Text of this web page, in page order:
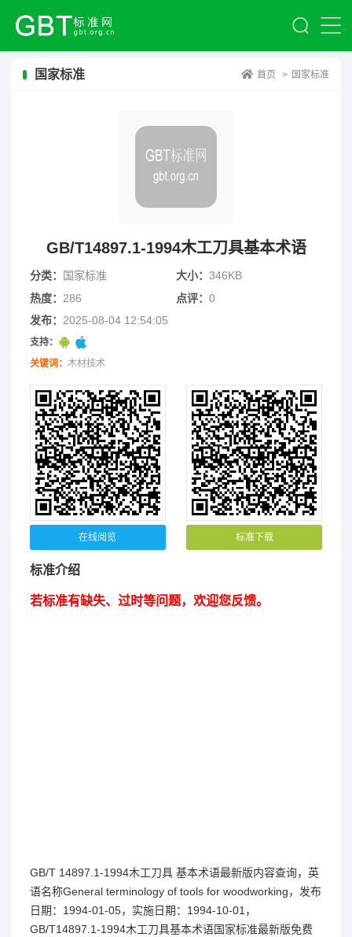
国家标准 首页 > 国家标准
GB/T14897.1-1994木工刀具基本术语
分类： 国家标准 大小： 346KB
热度： 286 点评： 0
发布： 2025-08-04 12:54:05
支持：
关键词： 木材技术
在线阅览 标准下载
标准介绍
若标准有缺失、过时等问题，欢迎您反馈。
GB/T 14897.1-1994木工刀具 基本术语最新版内容查询，英
语名称General terminology of tools for woodworking，发布
日期：1994-01-05，实施日期：1994-10-01，
GB/T14897.1-1994木工刀具基本术语国家标准最新版免费